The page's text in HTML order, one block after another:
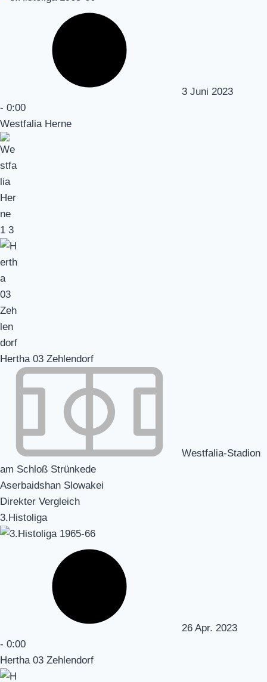
3 Juni 2023
- 0:00
Westfalia Herne
1 3
Hertha 03 Zehlendorf
Westfalia-Stadion
am Schloß Strünkede
Aserbaidshan Slowakei
Direkter Vergleich
3.Histoliga
26 Apr. 2023
- 0:00
Hertha 03 Zehlendorf